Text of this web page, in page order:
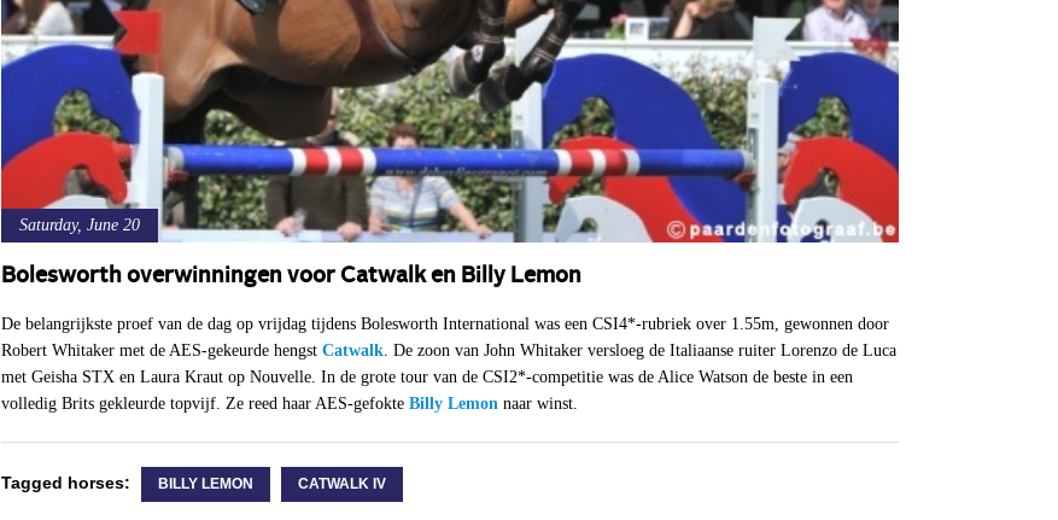
Saturday, June 20
Bolesworth overwinningen voor Catwalk en Billy Lemon
De belangrijkste proef van de dag op vrijdag tijdens Bolesworth International was een CSI4*-rubriek over 1.55m, gewonnen door
Robert Whitaker met de AES-gekeurde hengst Catwalk. De zoon van John Whitaker versloeg de Italiaanse ruiter Lorenzo de Luca
met Geisha STX en Laura Kraut op Nouvelle. In de grote tour van de CSI2*-competitie was de Alice Watson de beste in een
volledig Brits gekleurde topvijf. Ze reed haar AES-gefokte Billy Lemonnaar winst.
Tagged horses: BILLY LEMON CATWALK IV